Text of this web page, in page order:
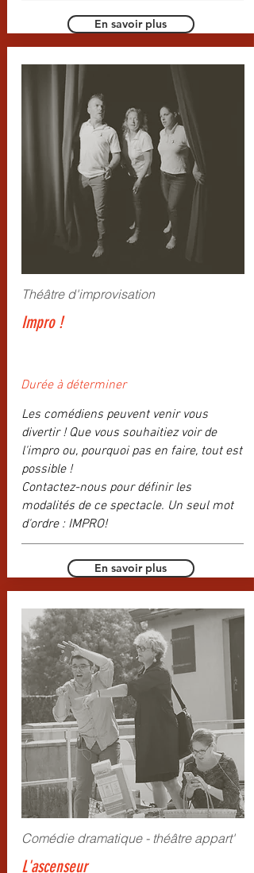
En savoir plus
Théâtre d'improvisation
Impro !
Durée à déterminer
Les comédiens peuvent venir vous
divertir ! Que vous souhaitiez voir de
l'impro ou, pourquoi pas en faire, tout est
possible !
Contactez-nous pour définir les
modalités de ce spectacle. Un seul mot
d'ordre : IMPRO!
En savoir plus
Comédie dramatique - théâtre appart'
L'ascenseur